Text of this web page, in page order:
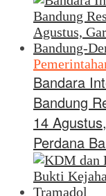
Bandara
Bandung
14
Perdana